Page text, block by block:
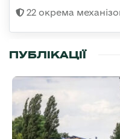
22 окрема
ПУБЛІКАЦІЇ